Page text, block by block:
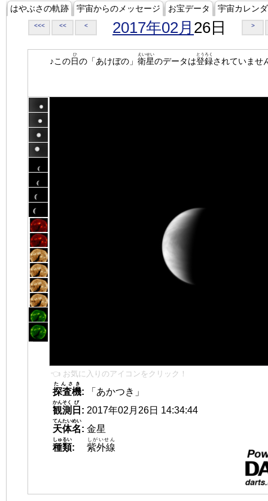
はやぶさの軌跡 宇宙からのメッセージ お宝データ 宇宙カレン
<<< << < 2017年02月 26日 >
♪この日
ひ
の「あけぼの」 衛星
えいせい
のデータは登録
とうろく
されていませ
👈 お気に入りのアイコンをクリック！
探査機
たんさき
:
「あかつき」
観測
かんそく
日
び
: 2017年02月26日 14:34:44
天体名
てんたいめい
: 金星
種類
しゅるい
: 紫外線
しがいせん